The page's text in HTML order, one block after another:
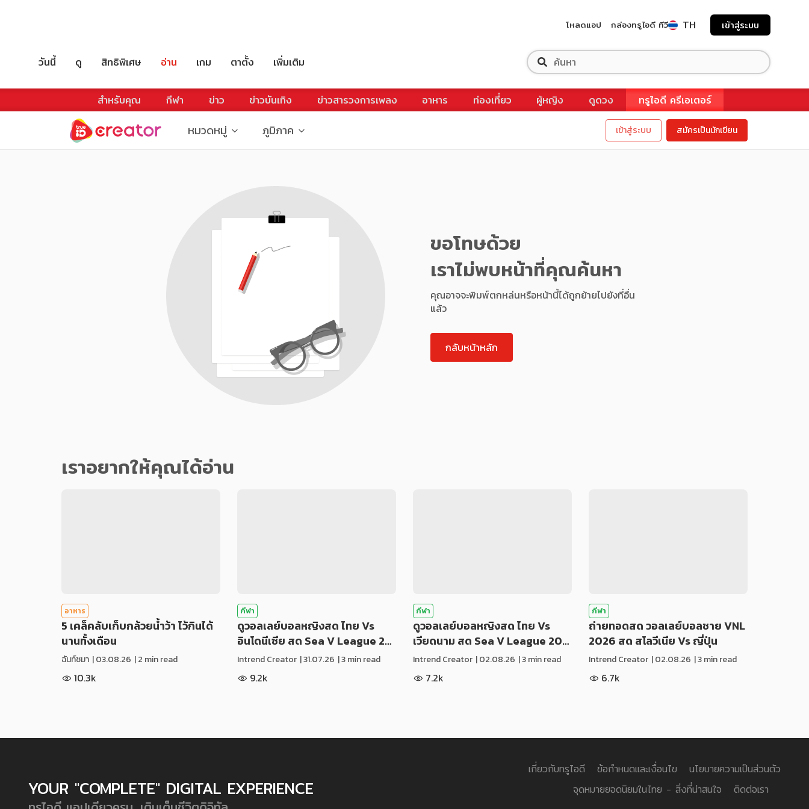
โหลดแอป กล่องทรูไอดี ทีวี TH เข้าสู่ระบบ
วันนี้ ดู สิทธิพิเศษ อ่าน เกม ตาตั้ง เพิ่มเติม
สำหรับคุณ กีฬา ข่าว ข่าวบันเทิง ข่าวสารวงการเพลง อาหาร ท่องเที่ยว ผู้หญิง ดูดวง ทรูไอดี ครีเอเตอร์
หมวดหมู่ ภูมิภาค เข้าสู่ระบบ สมัครเป็นนักเขียน
ขอโทษด้วย
เราไม่พบหน้าที่คุณค้นหา
คุณอาจจะพิมพ์ตกหล่นหรือหน้านี้ได้ถูกย้ายไปยังที่อื่น
แล้ว
กลับหน้าหลัก
เราอยากให้คุณได้อ่าน
อาหาร
5 เคล็คลับเก็บกล้วยน้ำว้า ไว้กินได้
นานทั้งเดือน
ฉันท์ชมา |03.08.26 | 2 min read
10.3k
กีฬา
ดูวอลเลย์บอลหญิงสด ไทย Vs
อินโดนีเซีย สด Sea V League 2…
Intrend Creator |31.07.26 | 3 min read
9.2k
กีฬา
ดูวอลเลย์บอลหญิงสด ไทย Vs
เวียดนาม สด Sea V League 20…
Intrend Creator |02.08.26 | 3 min read
7.2k
กีฬา
ถ่ายทอดสด วอลเลย์บอลชาย VNL
2026 สด สโลวีเนีย Vs ญี่ปุ่น
Intrend Creator |02.08.26 | 3 min read
6.7k
YOUR "COMPLETE" DIGITAL EXPERIENCE
เกี่ยวกับทรูไอดี ข้อกำหนดและเงื่อนไข
นโยบายความเป็นส่วนตัว
จุดหมายยอดนิยมในไทย - สิ่งที่น่าสนใจ
ติดต่อเรา